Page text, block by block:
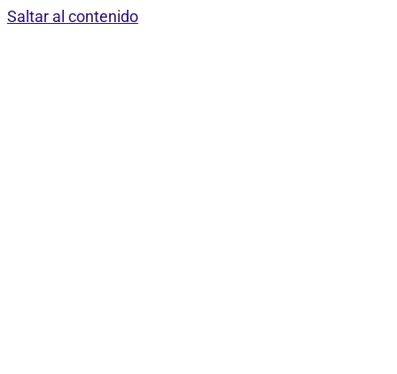
Saltar al contenido